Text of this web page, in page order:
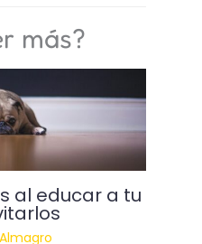
más?
al educar a tu